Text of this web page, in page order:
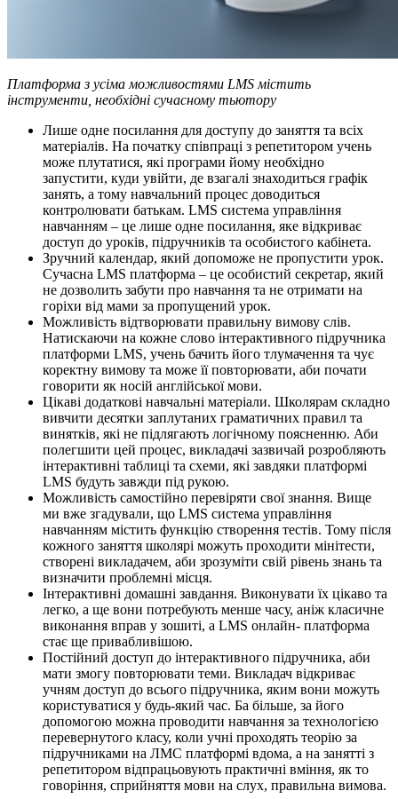
Платформа з усіма можливостями LMS містить
інструменти, необхідні сучасному тьютору
Лише одне посилання для доступу до заняття та всіх
матеріалів. На початку співпраці з репетитором учень
може плутатися, які програми йому необхідно
запустити, куди увійти, де взагалі знаходиться графік
занять, а тому навчальний процес доводиться
контролювати батькам. LMS система управління
навчанням – це лише одне посилання, яке відкриває
доступ до уроків, підручників та особистого кабінета.
Зручний календар, який допоможе не пропустити урок.
Сучасна LMS платформа – це особистий секретар, який
не дозволить забути про навчання та не отримати на
горіхи від мами за пропущений урок.
Можливість відтворювати правильну вимову слів.
Натискаючи на кожне слово інтерактивного підручника
платформи LMS, учень бачить його тлумачення та чує
коректну вимову та може її повторювати, аби почати
говорити як носій англійської мови.
Цікаві додаткові навчальні матеріали. Школярам складно
вивчити десятки заплутаних граматичних правил та
винятків, які не підлягають логічному поясненню. Аби
полегшити цей процес, викладачі зазвичай розробляють
інтерактивні таблиці та схеми, які завдяки платформі
LMS будуть завжди під рукою.
Можливість самостійно перевіряти свої знання. Вище
ми вже згадували, що LMS система управління
навчанням містить функцію створення тестів. Тому після
кожного заняття школярі можуть проходити мінітести,
створені викладачем, аби зрозуміти свій рівень знань та
визначити проблемні місця.
Інтерактивні домашні завдання. Виконувати їх цікаво та
легко, а ще вони потребують менше часу, аніж класичне
виконання вправ у зошиті, а LMS онлайн- платформа
стає ще привабливішою.
Постійний доступ до інтерактивного підручника, аби
мати змогу повторювати теми. Викладач відкриває
учням доступ до всього підручника, яким вони можуть
користуватися у будь-який час. Ба більше, за його
допомогою можна проводити навчання за технологією
перевернутого класу, коли учні проходять теорію за
підручниками на ЛМС платформі вдома, а на занятті з
репетитором відпрацьовують практичні вміння, як то
говоріння, сприйняття мови на слух, правильна вимова.